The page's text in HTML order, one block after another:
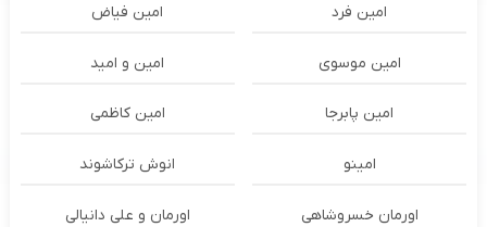
امین فرد امین فیاض
امین موسوی امین و امید
امین پابرجا امین کاظمی
امینو انوش ترکاشوند
اورمان خسروشاهی اورمان و علی دانیالی